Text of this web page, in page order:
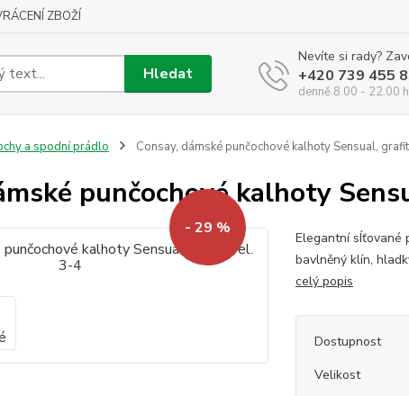
ZBOŽÍ
Hledat
Nevíte si rady?
+420 739 455
denně 8.00 - 22.00
a spodní prádlo Consay, dámské punčochové kalhoty Sensual,
punčochové kalhoty
- 29 %
Elegantní sÍťované
bavlněný klín,
celý popis
Dostupnost
Velikost